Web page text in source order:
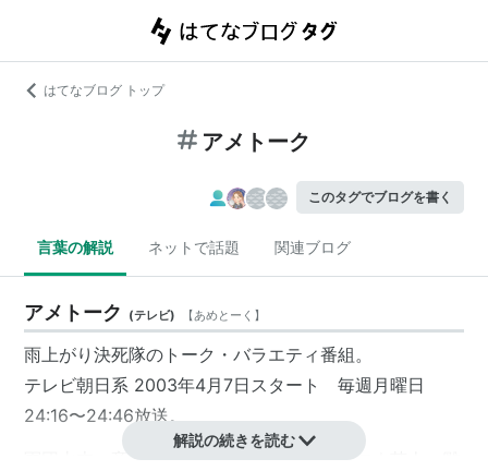
はてなブログ トップ
アメトーク
このタグでブログを書く
言葉の解説 ネットで話題 関連ブログ
アメトーク (テレビ) 【あめとーく 】
雨上がり決死隊のトーク・バラエティ番組。
テレビ朝日系 2003年4月7日スタート 毎週月曜日
24:16〜24:46放送。
、竜兵会、出川ファミリー、モノマネ芸人、雛
解説の続きを読む